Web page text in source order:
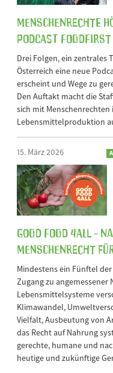
Menschenrechte
Podcast FoodFirst
Drei Folgen, ein zentrales
Österreich eine neue
erscheint und Wege zu
Den Auftakt macht die
sich mit
Lebensmittelproduktion
15. März 2026
Good Food 4All -
Menschenrecht
Mindestens ein Fünftel
Zugang zu
Lebensmittelsysteme
Klimawandel,
Vielfalt, Ausbeutung von
das Recht auf Nahrung
gerechte, humane und
heutige und zukünftige